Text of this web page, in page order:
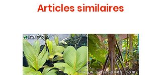
Articles similaires